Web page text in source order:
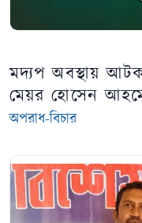
মদ্যপ অবস্থায় আটক
মেয়র হোসেন
অপরাধ-বিচার